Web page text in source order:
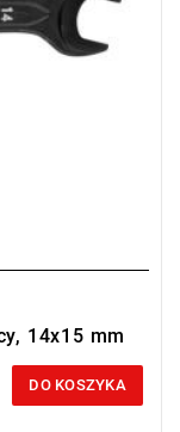
14x15 mm
DO KOSZYKA